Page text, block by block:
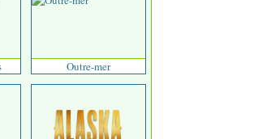
Outre-mer